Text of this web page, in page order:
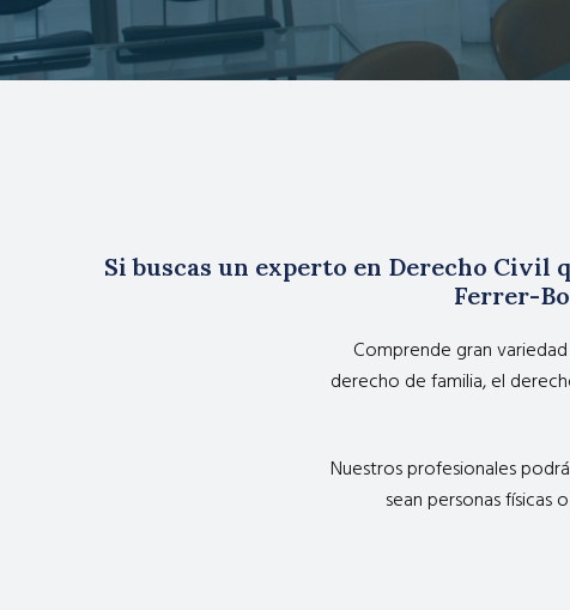
Si buscas un experto en Derecho
Ferrer-
Comprende gran
derecho de familia, el
Nuestros profesionales
sean personas físicas